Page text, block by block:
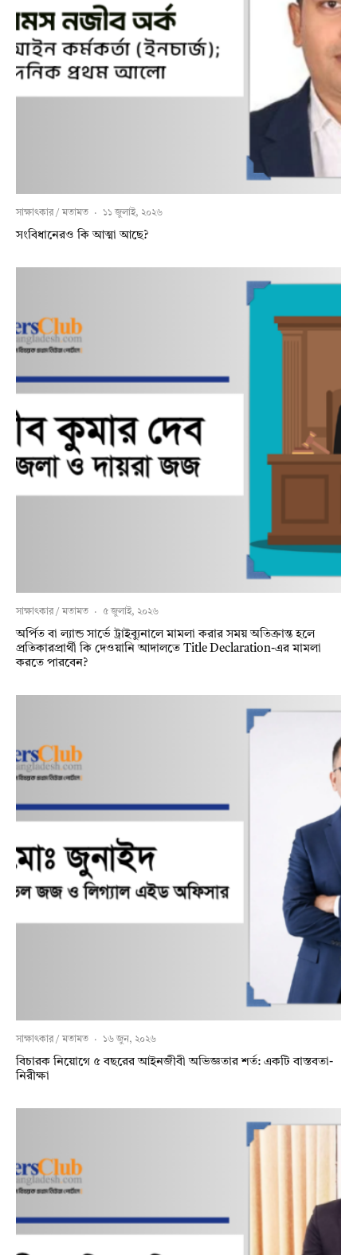
সাক্ষাৎকার / মতামত · ১১ জুলাই, ২০২৬
সংবিধানেরও কি আত্মা আছে?
সাক্ষাৎকার / মতামত · ৫ জুলাই, ২০২৬
অর্পিত বা ল্যান্ড সার্ভে ট্রাইব্যুনালে মামলা করার সময় অতিক্রান্ত হলে
প্রতিকারপ্রার্থী কি দেওয়ানি আদালতে Title Declaration-এর মামলা
করতে পারবেন?
সাক্ষাৎকার / মতামত · ১৬ জুন, ২০২৬
বিচারক নিয়োগে ৫ বছরের আইনজীবী অভিজ্ঞতার শর্ত: একটি বাস্তবতা-
নিরীক্ষা